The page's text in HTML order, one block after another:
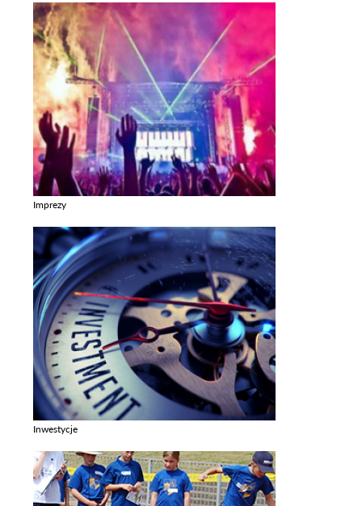
Imprezy
Inwestycje